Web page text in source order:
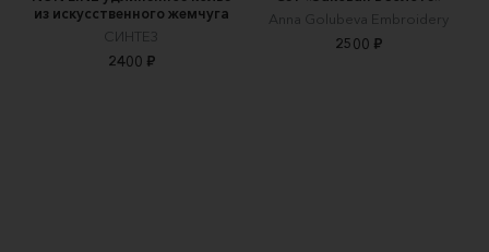
из искусственного жемчуга
СИНТЕЗ
2400 ₽
Anna Golubeva Embroidery
2500 ₽